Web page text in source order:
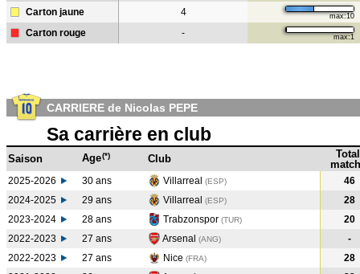
Carton jaune 4 max:10
Carton rouge - max:1
CARRIERE de Nicolas PEPE
Sa carrière en club
Saison Age(*) Club
Total
2025-2026 30 ans Villarreal (ESP)
46
2024-2025
29 ans Villarreal (ESP)
28
2023-2024
28 ans Trabzonspor (TUR)
20
2022-2023
27 ans Arsenal (ANG)
-
2022-2023
27 ans Nice (FRA)
28